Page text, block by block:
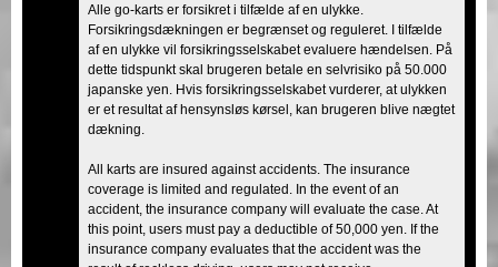
Alle go-karts er forsikret i tilfælde af en ulykke.
Forsikringsdækningen er begrænset og reguleret. I tilfælde
af en ulykke vil forsikringsselskabet evaluere hændelsen. På
dette tidspunkt skal brugeren betale en selvrisiko på 50.000
japanske yen. Hvis forsikringsselskabet vurderer, at ulykken
er et resultat af hensynsløs kørsel, kan brugeren blive nægtet
dækning.
All karts are insured against accidents. The insurance
coverage is limited and regulated. In the event of an
accident, the insurance company will evaluate the case. At
this point, users must pay a deductible of 50,000 yen. If the
insurance company evaluates that the accident was the